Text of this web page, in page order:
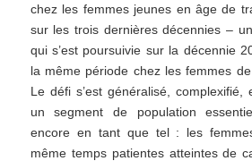
chez les femmes jeunes en âge de
sur les trois dernières décennies –
qui s’est poursuivie sur la décennie
la même période chez les femmes
Le défi s’est généralisé, complexifié,
un segment de population
encore en tant que tel : les
même temps patientes atteintes de